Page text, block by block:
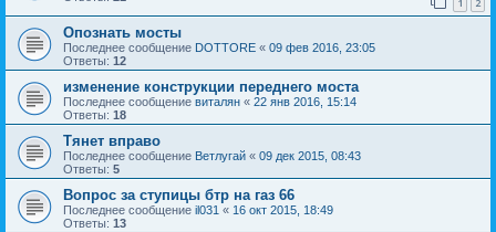
1 2
Опознать мосты
Последнее сообщение DOTTORE « 09 фев 2016, 23:05
Ответы: 12
изменение конструкции переднего моста
Последнее сообщение виталян « 22 янв 2016, 15:14
Ответы: 18
Тянет вправо
Последнее сообщение Ветлугай « 09 дек 2015, 08:43
Ответы: 5
Вопрос за ступицы бтр на газ 66
Последнее сообщение il031 « 16 окт 2015, 18:49
Ответы: 13